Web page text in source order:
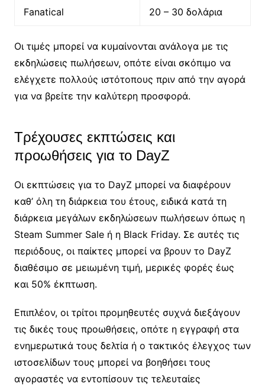
Fanatical 20 – 30 δολάρια
Οι τιμές μπορεί να κυμαίνονται ανάλογα με τις
εκδηλώσεις πωλήσεων, οπότε είναι σκόπιμο να
ελέγχετε πολλούς ιστότοπους πριν από την αγορά
για να βρείτε την καλύτερη προσφορά.
Τρέχουσες εκπτώσεις και
προωθήσεις για το DayZ
Οι εκπτώσεις για το DayZ μπορεί να διαφέρουν
καθ’ όλη τη διάρκεια του έτους, ειδικά κατά τη
διάρκεια μεγάλων εκδηλώσεων πωλήσεων όπως η
Steam Summer Sale ή η Black Friday. Σε αυτές τις
περιόδους, οι παίκτες μπορεί να βρουν το DayZ
διαθέσιμο σε μειωμένη τιμή, μερικές φορές έως
και 50% έκπτωση.
Επιπλέον, οι τρίτοι προμηθευτές συχνά διεξάγουν
τις δικές τους προωθήσεις, οπότε η εγγραφή στα
ενημερωτικά τους δελτία ή ο τακτικός έλεγχος των
ιστοσελίδων τους μπορεί να βοηθήσει τους
αγοραστές να εντοπίσουν τις τελευταίες